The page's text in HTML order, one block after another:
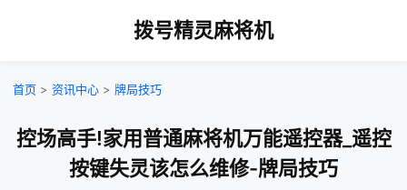
拨号精灵麻将机
首页 > 资讯中心 > 牌局技巧
控场高手!家用普通麻将机万能遥控器_遥控
按键失灵该怎么维修-牌局技巧